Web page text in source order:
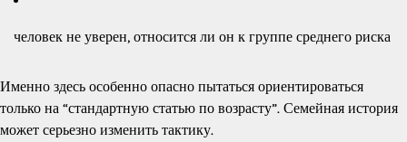
человек не уверен, относится ли он к группе среднего риска
Именно здесь особенно опасно пытаться ориентироваться
только на “стандартную статью по возрасту”. Семейная история
может серьезно изменить тактику.